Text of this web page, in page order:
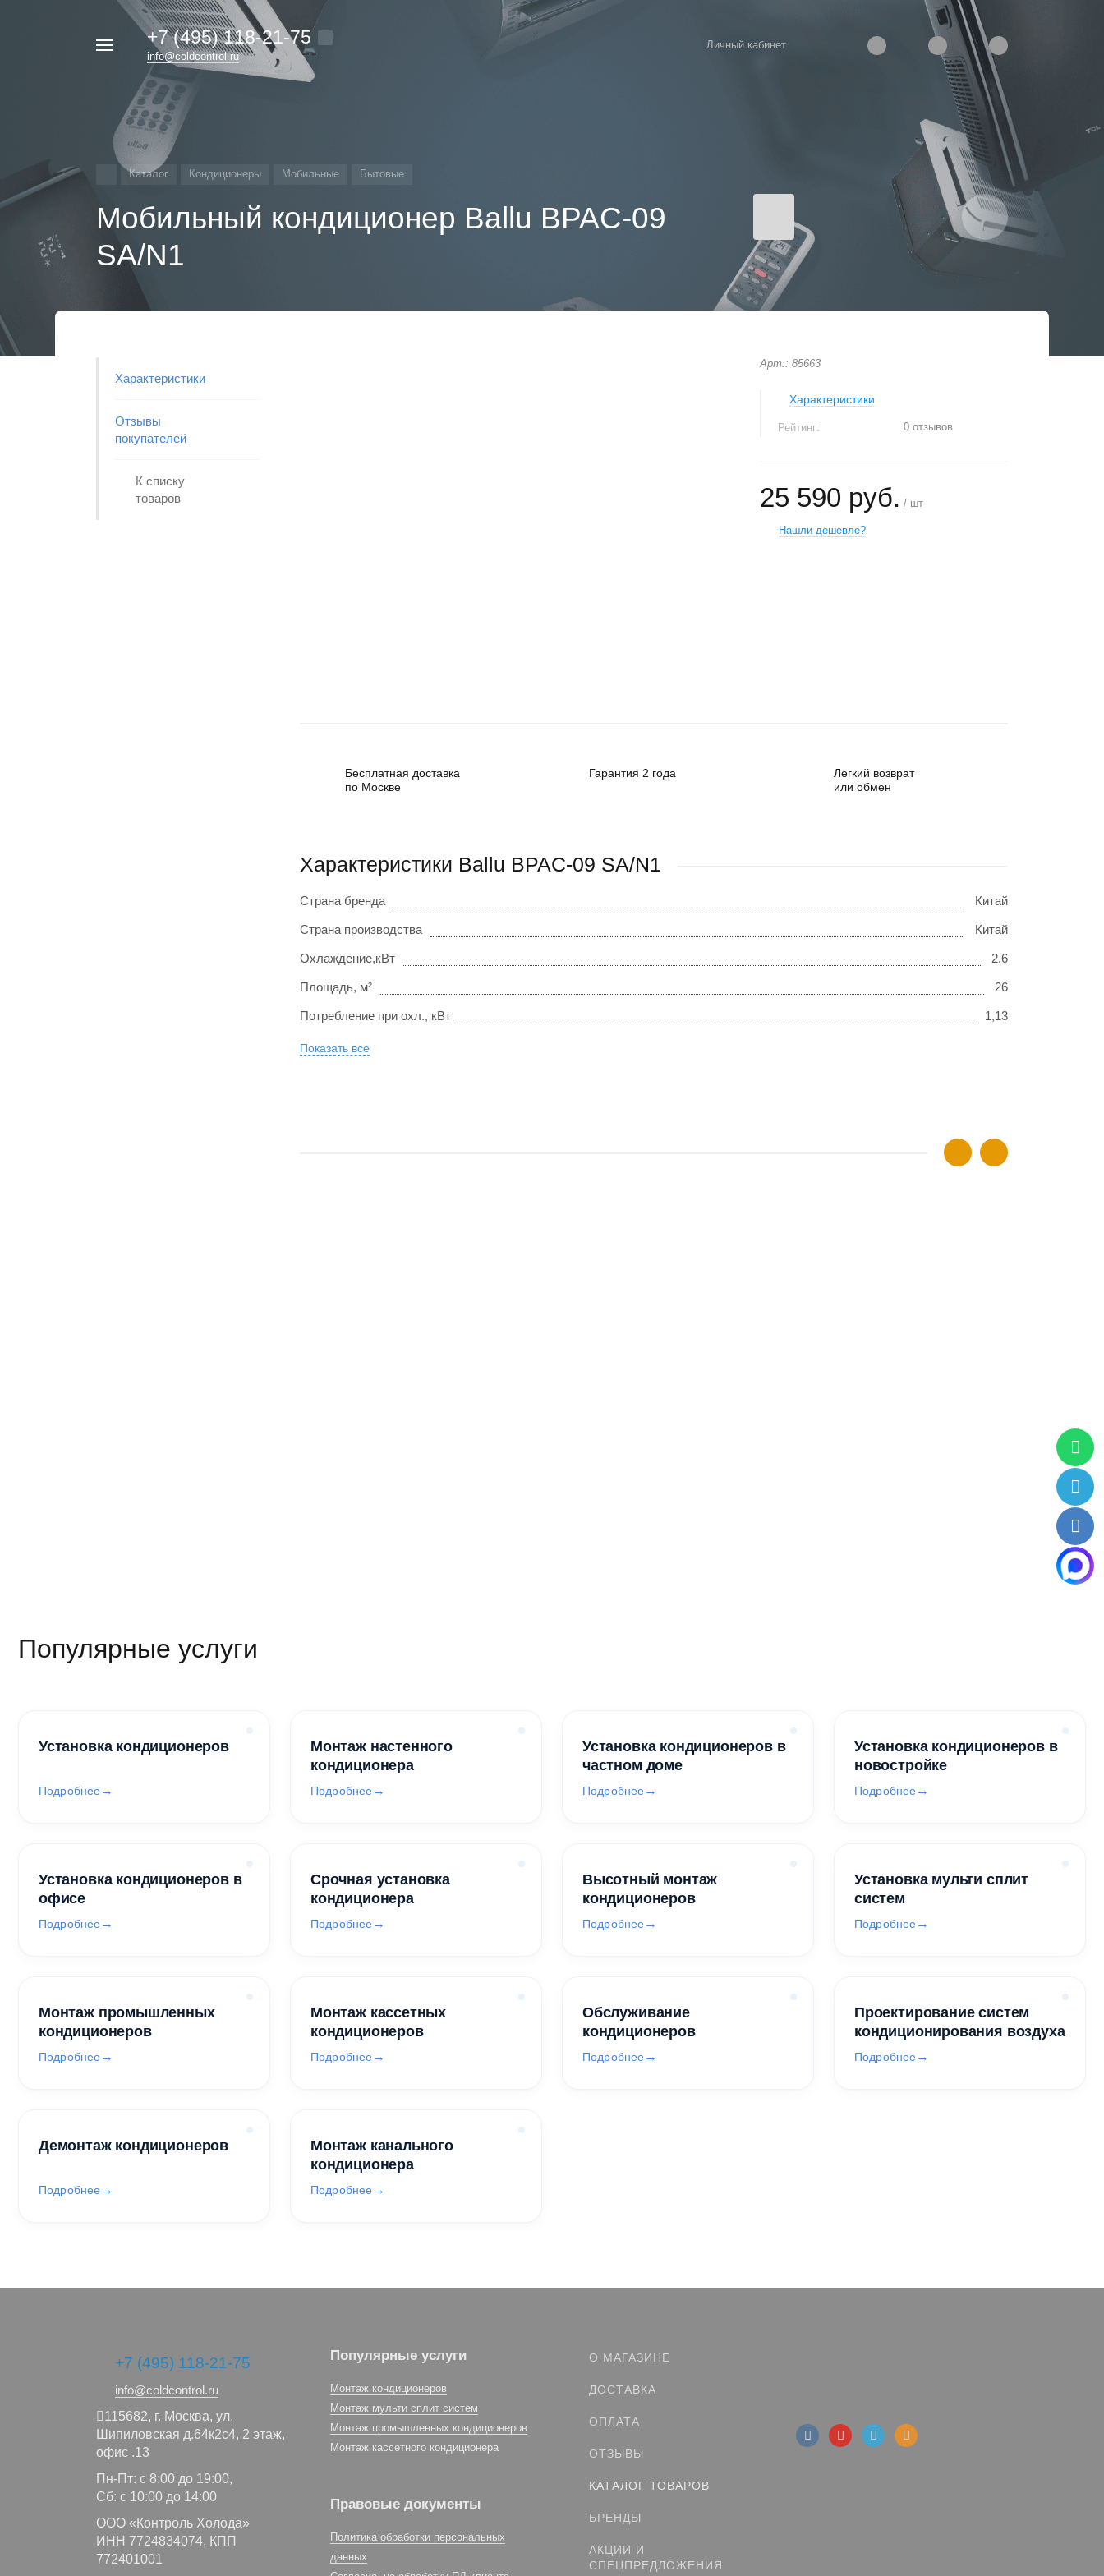
+7 (495) 118-21-75
info@coldcontrol.ru
Личный кабинет
Каталог Кондиционеры Мобильные Бытовые
Мобильный кондиционер Ballu BPAC-09
SA/N1
Характеристики
Отзывы
покупателей
К списку
товаров
Арт.: 85663
Характеристики
Рейтинг: 0 отзывов
25 590 руб. / шт
Нашли дешевле?
Бесплатная доставка
по Москве
Гарантия 2 года
Легкий возврат
или обмен
Характеристики Ballu BPAC-09 SA/N1
Страна бренда Китай
Страна производства Китай
Охлаждение,кВт 2,6
Площадь, м² 26
Потребление при охл., кВт 1,13
Показать все
Популярные услуги
Установка кондиционеров
Подробнее
Монтаж настенного
кондиционера
Подробнее
Установка кондиционеров в
частном доме
Подробнее
Установка кондиционеров в
новостройке
Подробнее
Установка кондиционеров в
офисе
Подробнее
Срочная установка
кондиционера
Подробнее
Высотный монтаж
кондиционеров
Подробнее
Установка мульти сплит
систем
Подробнее
Монтаж промышленных
кондиционеров
Подробнее
Монтаж кассетных
кондиционеров
Подробнее
Обслуживание
кондиционеров
Подробнее
Проектирование систем
кондиционирования воздуха
Подробнее
Демонтаж кондиционеров
Подробнее
Монтаж канального
кондиционера
Подробнее
+7 (495) 118-21-75
info@coldcontrol.ru
115682, г. Москва, ул.
Шипиловская д.64к2с4, 2 этаж,
офис .13
Пн-Пт: с 8:00 до 19:00,
Сб: с 10:00 до 14:00
ООО «Контроль Холода»
ИНН 7724834074, КПП
772401001
Популярные услуги
Монтаж кондиционеров
Монтаж мульти сплит систем
Монтаж промышленных кондиционеров
Монтаж кассетного кондиционера
Правовые документы
Политика обработки персональных
данных
О МАГАЗИНЕ
ДОСТАВКА
ОПЛАТА
ОТЗЫВЫ
КАТАЛОГ ТОВАРОВ
БРЕНДЫ
АКЦИИ И
СПЕЦПРЕДЛОЖЕНИЯ